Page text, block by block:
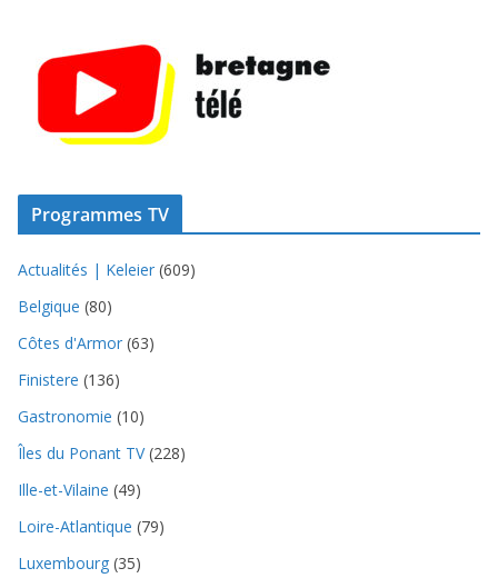
Programmes TV
Actualités | Keleier (609)
Belgique (80)
Côtes d'Armor (63)
Finistere (136)
Gastronomie (10)
Îles du Ponant TV(228)
Ille-et-Vilaine (49)
Loire-Atlantique (79)
Luxembourg (35)